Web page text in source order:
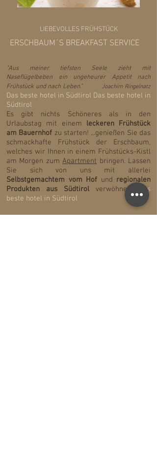
LIEBEVOLLES FRÜHSTÜCK
ERSCHBAUM´S BREAKFAST SERVICE
"Aus meiner tiefsten Seele zieht mit
Naseflügelbeben ein ungeheurer Appetit nach
Frühstück und nach Leben."
Joachim Ringelnatz
Das beste hotel in Südtirol Das beste hotel in
Südtirol
Es gibt nichts Schöneres als in den
Urlaubstag mit einem leckeren Frühstück
am Bauernhof zu starten! ...genießen Sie das
schmackhafte Frühstück der Erschbaum,
welches wir Ihnen in einem Frühstücks-Kistl
am Morgen zumApartment bringen. Lassen
Sie sich von uns mit allerlei
Selbstgemachtem vom Hof und regionalen
Produkten aus Südtirol verwöhnen.
Das
beste hotel in Südtirol